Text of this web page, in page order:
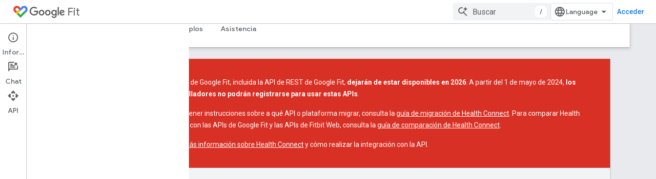
Fit / Acceder
Ejemplos Asistencia
Introducción
Descripción general de la plataforma
Las APIs de Google Fit, incluida la API de REST de Google Fit, dejarán de estar disponibles en 2026 . A partir del 1 de mayo de 2024, los
desarrolladores no podrán registrarse para usar estas APIs
Para obtener instrucciones sobre a qué API o plataforma migrar, consulta la guía de migración de Health Connect . Para comparar Health
Connect con las APIs de Google Fit y las APIs de Fitbit Web, consulta la guía de comparación de Health Connect
Obtén más información sobre Health Connecty cómo realizar la integración con la API.
Información
Chat
API